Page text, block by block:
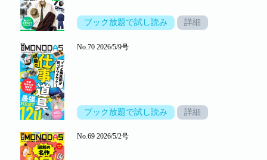
ブック放題で試し読み 詳細
No.70 2026/5/9号
ブック放題で試し読み 詳細
No.69 2026/5/2号